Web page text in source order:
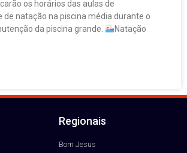
os horários das aulas de
de natação na piscina média durante o
da piscina grande.
Natação
Regionais
Bom Jesus